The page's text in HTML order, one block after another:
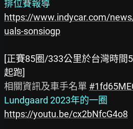
排位賽報導
https://www.indycar.com/
uals-sonsiogp
[正賽85圈/333公里於台灣時間
起跑]
相關資訊及車手名單
Lundgaard 2023年的一圈
https://youtu.be/cx2bNfcG4o8